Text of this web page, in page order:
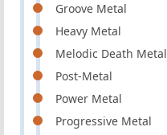
Groove Metal
Heavy Metal
Melodic Death Metal
Post-Metal
Power Metal
Progressive Metal